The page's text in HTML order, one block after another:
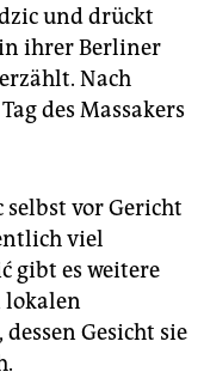
und drückt
ihrer Berliner
Nach
des Massakers
vor Gericht
viel
gibt es weitere
lokalen
Gesicht sie